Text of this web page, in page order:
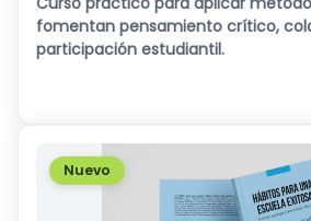
fomentan pensamiento crítico,
participación estudiantil.
Nuevo